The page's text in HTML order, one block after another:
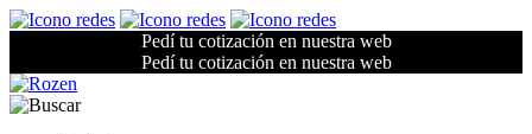
Pedí tu cotización en nuestra web
Pedí tu cotización en nuestra web